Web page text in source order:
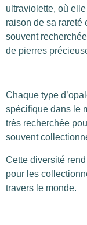
ultraviolette, où
raison de sa rareté
souvent
de pierres
Chaque type
spécifique dans le
très recherchée
souvent
Cette diversité
pour les
travers le monde.